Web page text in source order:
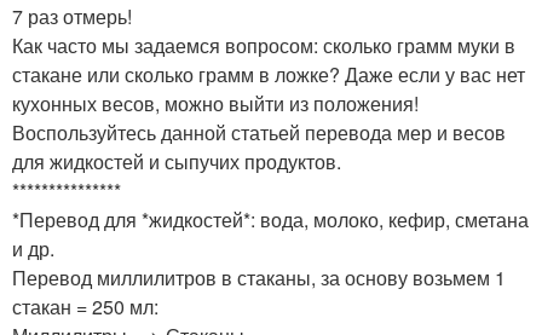
7 раз отмерь!
Как часто мы задаемся вопросом: сколько грамм муки в
стакане или сколько грамм в ложке? Даже если у вас нет
кухонных весов, можно выйти из положения!
Воспользуйтесь данной статьей перевода мер и весов
для жидкостей и сыпучих продуктов.
***************
*Перевод для *жидкостей*: вода, молоко, кефир, сметана
и др.
Перевод миллилитров в стаканы, за основу возьмем 1
стакан = 250 мл: